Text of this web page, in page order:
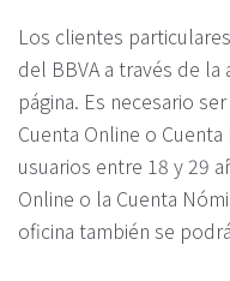
Los clientes
del BBVA a través de
página. Es necesario
Cuenta Online o
usuarios entre 18 y 29
Online o la Cuenta
oficina también se